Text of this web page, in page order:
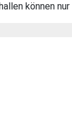
können